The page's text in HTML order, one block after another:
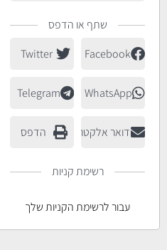
שתף או הדפס
Facebook
Twitter
WhatsApp
Telegram
דואר אלקטרוני הדפס
רשימת קניות
עבור לרשימת הקניות שלך